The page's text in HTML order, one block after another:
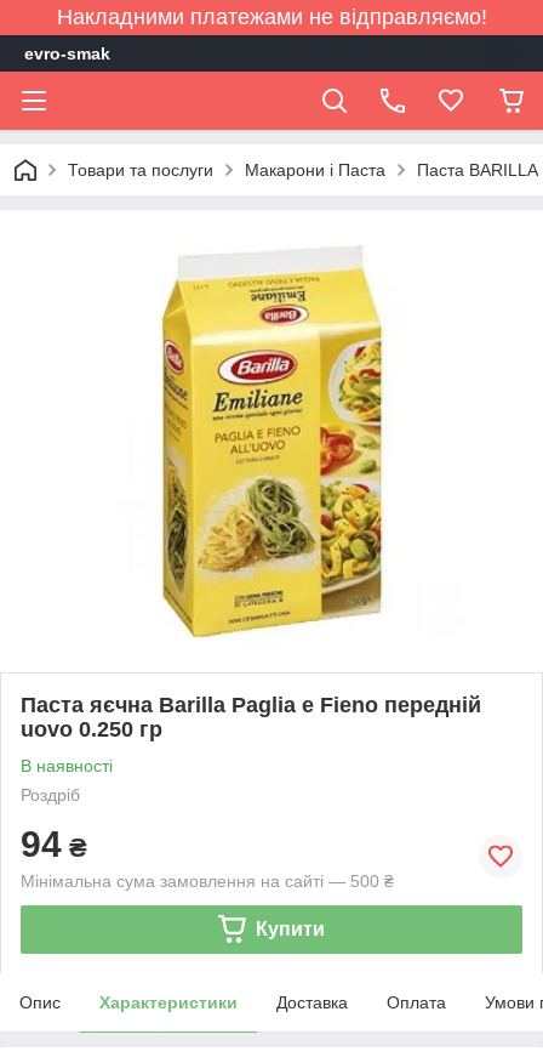
Накладними платежами не відправляємо!
evro-smak
Товари та послуги Макарони і Паста Паста BARILLA
Паста яєчна Barilla Paglia e Fieno передній
uovo 0.250 гр
В наявності
Роздріб
94 ₴
Мінімальна сума замовлення на сайті — 500 ₴
Купити
Опис Характеристики Доставка Оплата Умови